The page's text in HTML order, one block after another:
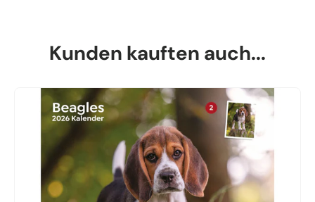
Kunden kauften auch...